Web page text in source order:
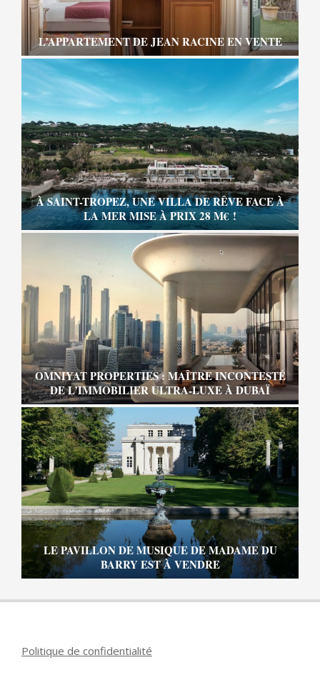
L’APPARTEMENT DE JEAN RACINE EN VENTE
À SAINT-TROPEZ, UNE VILLA DE RÊVE FACE À
LA MER MISE À PRIX 28 M€ !
OMNIYAT PROPERTIES : MAÎTRE INCONTESTÉ
DE L’IMMOBILIER ULTRA-LUXE À DUBAÏ
LE PAVILLON DE MUSIQUE DE MADAME DU
BARRY EST À VENDRE
Politique de confidentialité